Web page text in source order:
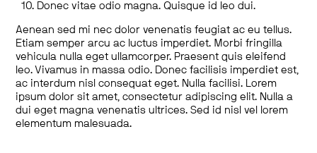
Donec vitae odio magna. Quisque id leo dui.
Aenean sed mi nec dolor venenatis feugiat ac eu tellus.
Etiam semper arcu ac luctus imperdiet. Morbi fringilla
vehicula nulla eget ullamcorper. Praesent quis eleifend
leo. Vivamus in massa odio. Donec facilisis imperdiet est,
ac interdum nisl consequat eget. Nulla facilisi. Lorem
ipsum dolor sit amet, consectetur adipiscing elit. Nulla a
dui eget magna venenatis ultrices. Sed id nisl vel lorem
elementum malesuada.